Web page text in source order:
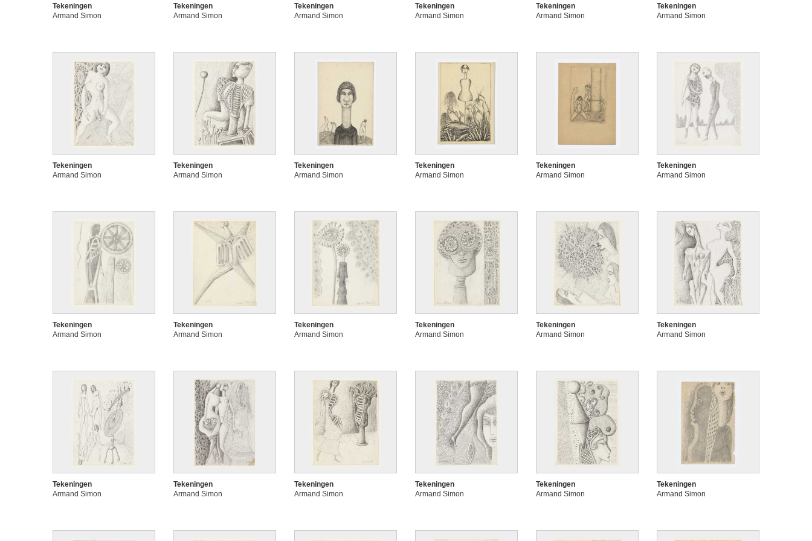
Tekeningen
Armand Simon
Tekeningen
Armand Simon
Tekeningen
Armand Simon
Tekeningen
Armand Simon
Tekeningen
Armand Simon
Tekeningen
Armand Simon
Tekeningen
Armand Simon
Tekeningen
Armand Simon
Tekeningen
Armand Simon
Tekeningen
Armand Simon
Tekeningen
Armand Simon
Tekeningen
Armand Simon
Tekeningen
Armand Simon
Tekeningen
Armand Simon
Tekeningen
Armand Simon
Tekeningen
Armand Simon
Tekeningen
Armand Simon
Tekeningen
Armand Simon
Tekeningen
Armand Simon
Tekeningen
Armand Simon
Tekeningen
Armand Simon
Tekeningen
Armand Simon
Tekeningen
Armand Simon
Tekeningen
Armand Simon